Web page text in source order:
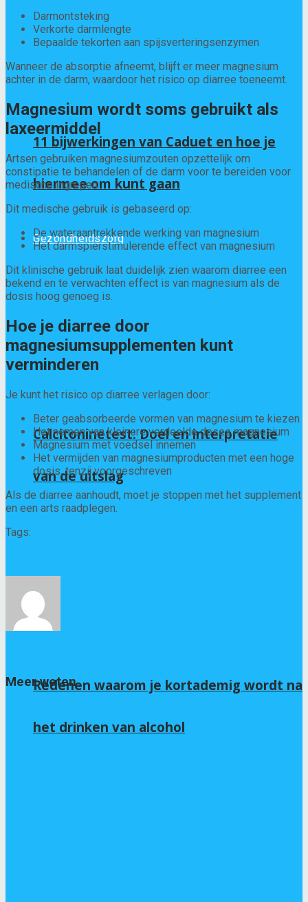
11 bijwerkingen van Caduet en hoe je
hiermee om kunt gaan
Gezondheidszorg
Calcitoninetest: Doel en interpretatie
van de uitslag
Redenen waarom je kortademig wordt na
het drinken van alcohol
Darmontsteking
Verkorte darmlengte
Bepaalde tekorten aan spijsverteringsenzymen
Wanneer de absorptie afneemt, blijft er meer magnesium
achter in de darm, waardoor het risico op diarree toeneemt.
Magnesium wordt soms gebruikt als
laxeermiddel
Artsen gebruiken magnesiumzouten opzettelijk om
constipatie te behandelen of de darm voor te bereiden voor
medische ingrepen.
Dit medische gebruik is gebaseerd op:
De wateraantrekkende werking van magnesium
Het darmspierstimulerende effect van magnesium
Dit klinische gebruik laat duidelijk zien waarom diarree een
bekend en te verwachten effect is van magnesium als de
dosis hoog genoeg is.
Hoe je diarree door
magnesiumsupplementen kunt
verminderen
Je kunt het risico op diarree verlagen door:
Beter geabsorbeerde vormen van magnesium te kiezen
Het nemen van kleinere verdeelde doses magnesium
Magnesium met voedsel innemen
Het vermijden van magnesiumproducten met een hoge
dosis, tenzij voorgeschreven
Als de diarree aanhoudt, moet je stoppen met het supplement
en een arts raadplegen.
Tags:
Meer weten